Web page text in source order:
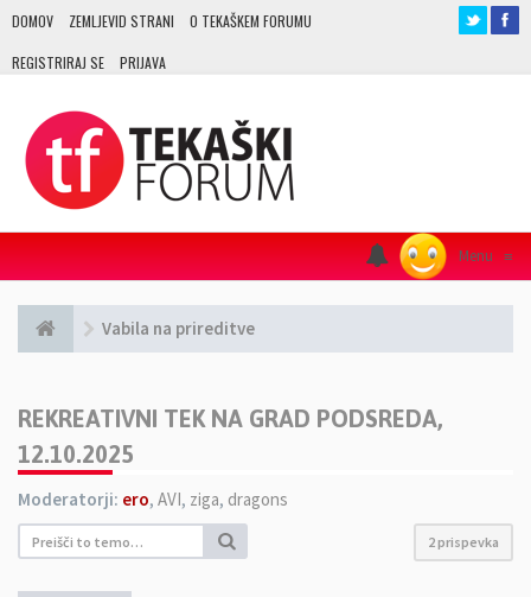
DOMOV ZEMLJEVID STRANI O TEKAŠKEM FORUMU
REGISTRIRAJ SE PRIJAVA
Menu ≡
Vabila na prireditve
REKREATIVNI TEK NA GRAD PODSREDA,
12.10.2025
Moderatorji: ero, AVI, ziga, dragons
2 prispevka